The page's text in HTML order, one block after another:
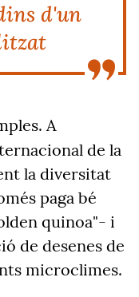
d'un
A
de la
la diversitat
paga bé
quinoa"- i
de desenes de
microclimes.